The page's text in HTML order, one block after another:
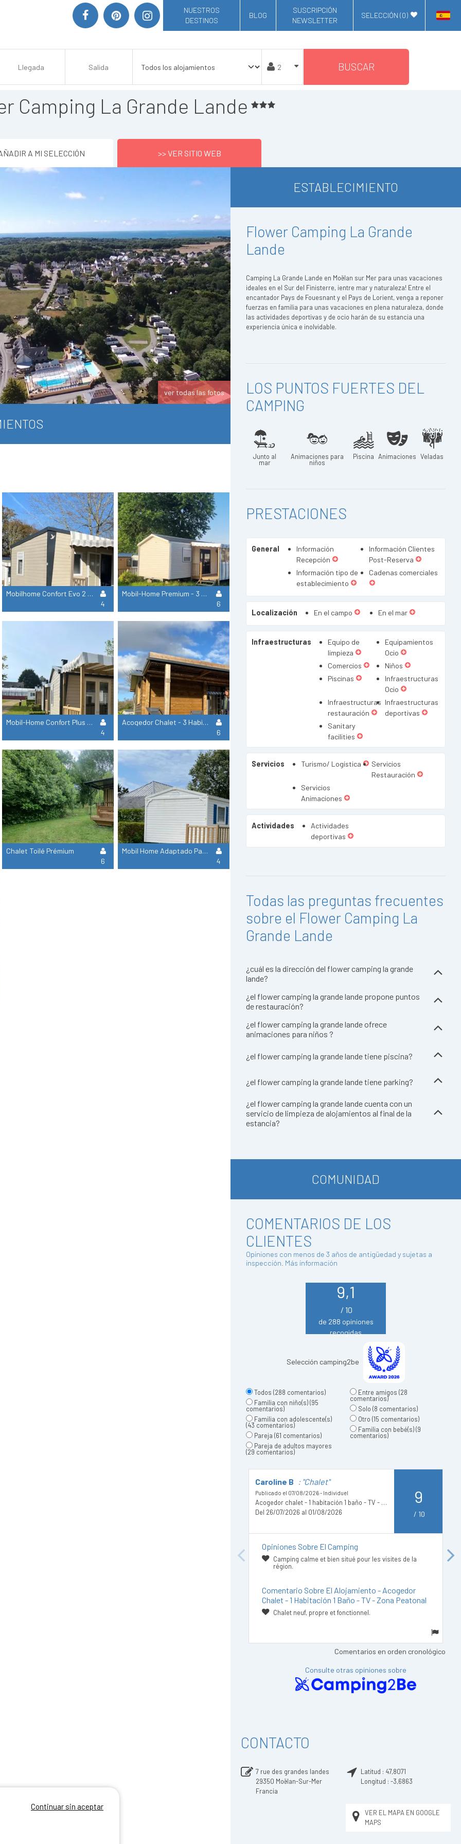
NUESTROS
DESTINOS
BLOG
SUSCRIPCIÓN
NEWSLETTER
SELECCIÓN (0)
BUSCAR
Camping La Grande Lande
A MI SELECCIÓN >> VER SITIO WEB
ver todas las fotos
Mobilhome Confort Evo 2 Habitaciones
4
Mobil-Home Premium - 3 Dormitorios 2 Baños - Tv
6
Mobil-Home Confort Plus - 2 Habitaciones 1 Baño - Tv
4
Acogedor Chalet - 3 Habitaciones 1 Cuarto De Baño - Tv - Quartier Piéton
6
Chalet Toilé Prémium
6
Mobil Home Adaptado Para Personas Con Movilidad Reducida - 2 Habitaciones 1 Baño - Tv
4
ESTABLECIMIENTO
Flower Camping La Grande
Lande
Camping La Grande Lande en Moëlan sur Mer para unas vacaciones
ideales en el Sur del Finisterre, ¡entre mar y naturaleza! Entre el
encantador Pays de Fouesnant y el Pays de Lorient, venga a reponer
fuerzas en familia para unas vacaciones en plena naturaleza, donde
las actividades deportivas y de ocio harán de su estancia una
experiencia única e inolvidable.
LOS PUNTOS FUERTES DEL
CAMPING
Junto al
mar
Animaciones para
niños
Piscina Animaciones Veladas
PRESTACIONES
General
Información
Recepción
Información Clientes
Post-Reserva
Información tipo de
establecimiento
Cadenas comerciales
Localización En el campo En el mar
Infraestructuras
Equipo de
limpieza
Equipamientos
Ocio
Comercios
Niños
Piscinas
Infraestructuras
Ocio
Infraestructuras
restauración
Infraestructuras
deportivas
Sanitary
facilities
Servicios Turismo/ Logística
Servicios
Restauración
Servicios
Animaciones
Actividades
Actividades
deportivas
Todas las preguntas frecuentes
sobre el Flower Camping La
Grande Lande
¿cuál es la dirección del flower camping la grande
lande?
¿el flower camping la grande lande propone puntos
de restauración?
¿el flower camping la grande lande ofrece
animaciones para niños ?
¿el flower camping la grande lande tiene piscina?
¿el flower camping la grande lande tiene parking?
¿el flower camping la grande lande cuenta con un
servicio de limpieza de alojamientos al final de la
estancia?
COMUNIDAD
COMENTARIOS DE LOS
CLIENTES
Opiniones con menos de 3 años de antigüedad y sujetas a
inspección. Más información
9,1
/ 10
de 288 opiniones
recogidas
Selección camping2be
Todos (288 comentarios)
Familia con niño(s)(95
comentarios)
Familia con adolescente(s)
(43 comentarios)
Pareja (61 comentarios)
Pareja de adultos mayores
(29 comentarios)
Entre amigos (28
comentarios)
Solo (8 comentarios)
Otro (15 comentarios)
Familia con bebé(s)(9
comentarios)
Previous
Caroline B : "Chalet"
Publicado el 07/08/2026 - Individuel
Acogedor chalet - 1 habitación 1 baño - TV - Zona peatonal
Del 26/07/2026 al 01/08/2026
9
/ 10
Opiniones Sobre El Camping
Camping calme et bien situé pour les visites de la
région.
Comentario Sobre El Alojamiento - Acogedor
Chalet - 1 Habitación 1 Baño - TV - Zona Peatonal
Chalet neuf, propre et fonctionnel.
Next
Comentarios en orden cronológico
Consulte otras opiniones sobre
CONTACTO
7 rue des grandes landes
29350 Moëlan-Sur-Mer
Francia
Latitud : 47,8071
Longitud : -3,6863
VER EL MAPA EN GOOGLE
MAPS
Continuar sin aceptar